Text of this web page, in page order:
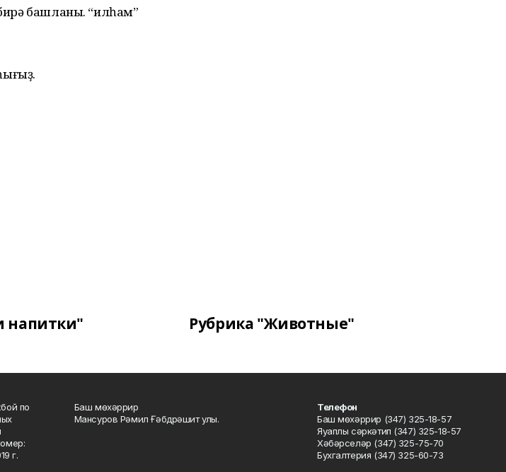
башланы. “илһам”
напитки" Рубрика "Животные"
по
г.
Баш мөхәррир
Мансуров Рәмил Ғәбдрәшит улы.
Телефон
Баш мөхәррир (347) 325-18-57
Яуаплы сәркәтип (347) 325-18-57
Хәбәрселәр (347) 325-75-70
Бухгалтерия (347) 325-60-73